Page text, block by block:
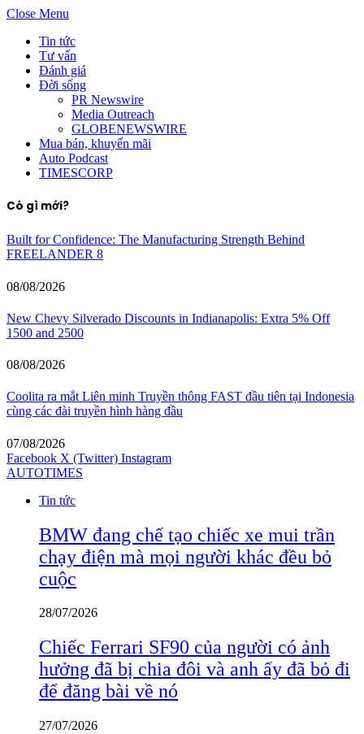
Close Menu
Tin tức
Tư vấn
Đánh giá
Đời sống
PR Newswire
Media Outreach
GLOBENEWSWIRE
Mua bán, khuyến mãi
Auto Podcast
TIMESCORP
Có gì mới?
Built for Confidence: The Manufacturing Strength Behind
FREELANDER 8
08/08/2026
New Chevy Silverado Discounts in Indianapolis: Extra 5% Off
1500 and 2500
08/08/2026
Coolita ra mắt Liên minh Truyền thông FAST đầu tiên tại Indonesia
cùng các đài truyền hình hàng đầu
07/08/2026
Facebook X (Twitter) Instagram
AUTOTIMES
Tin tức
BMW đang chế tạo chiếc xe mui trần
chạy điện mà mọi người khác đều bỏ
cuộc
28/07/2026
Chiếc Ferrari SF90 của người có ảnh
hưởng đã bị chia đôi và anh ấy đã bỏ đi
để đăng bài về nó
27/07/2026